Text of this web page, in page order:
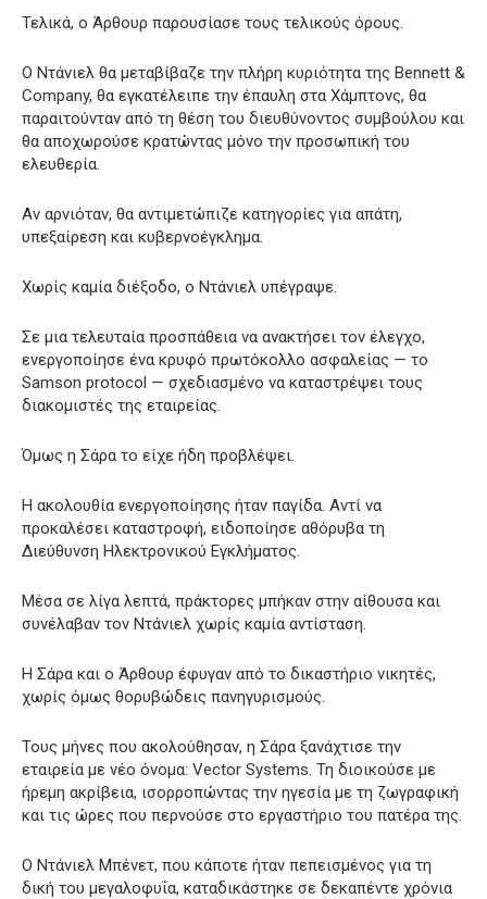
Τελικά, ο Άρθουρ παρουσίασε τους τελικούς όρους.
Ο Ντάνιελ θα μεταβίβαζε την πλήρη κυριότητα της Bennett &
Company, θα εγκατέλειπε την έπαυλη στα Χάμπτονς, θα
παραιτούνταν από τη θέση του διευθύνοντος συμβούλου και
θα αποχωρούσε κρατώντας μόνο την προσωπική του
ελευθερία.
Αν αρνιόταν, θα αντιμετώπιζε κατηγορίες για απάτη,
υπεξαίρεση και κυβερνοέγκλημα.
Χωρίς καμία διέξοδο, ο Ντάνιελ υπέγραψε.
Σε μια τελευταία προσπάθεια να ανακτήσει τον έλεγχο,
ενεργοποίησε ένα κρυφό πρωτόκολλο ασφαλείας — το
Samson protocol — σχεδιασμένο να καταστρέψει τους
διακομιστές της εταιρείας.
Όμως η Σάρα το είχε ήδη προβλέψει.
Η ακολουθία ενεργοποίησης ήταν παγίδα. Αντί να
προκαλέσει καταστροφή, ειδοποίησε αθόρυβα τη
Διεύθυνση Ηλεκτρονικού Εγκλήματος.
Μέσα σε λίγα λεπτά, πράκτορες μπήκαν στην αίθουσα και
συνέλαβαν τον Ντάνιελ χωρίς καμία αντίσταση.
Η Σάρα και ο Άρθουρ έφυγαν από το δικαστήριο νικητές,
χωρίς όμως θορυβώδεις πανηγυρισμούς.
Τους μήνες που ακολούθησαν, η Σάρα ξανάχτισε την
εταιρεία με νέο όνομα: Vector Systems. Τη διοικούσε με
ήρεμη ακρίβεια, ισορροπώντας την ηγεσία με τη ζωγραφική
και τις ώρες που περνούσε στο εργαστήριο του πατέρα της.
Ο Ντάνιελ Μπένετ, που κάποτε ήταν πεπεισμένος για τη
δική του μεγαλοφυΐα, καταδικάστηκε σε δεκαπέντε χρόνια